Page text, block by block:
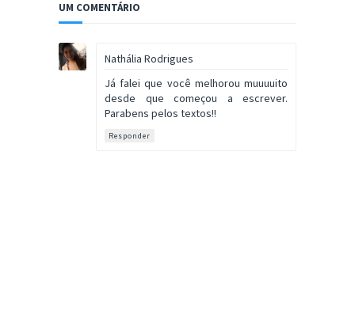
UM COMENTÁRIO
Nathália Rodrigues
Já falei que você melhorou muuuuito
desde que começou a escrever.
Parabens pelos textos!!
Responder